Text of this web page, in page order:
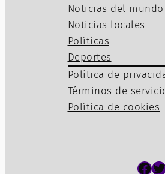
Noticias del mundo
Noticias locales
Políticas
Deportes
Política de
Términos de
Política de cookies
Facebook Twitter